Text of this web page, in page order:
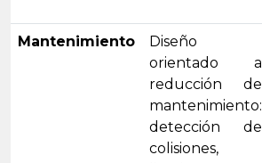
Mantenimiento
Diseño
orientado a
reducción de
mantenimiento:
detección de
colisiones,